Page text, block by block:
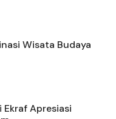
Wisata Budaya
Apresiasi